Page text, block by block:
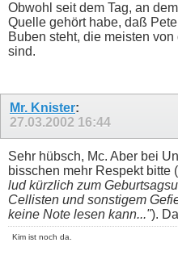
Obwohl seit dem Tag, an
Quelle gehört habe, daß
Buben steht, die meisten
sind.
Mr. Knister:
27.03.2002 16:44
Sehr hübsch, Mc. Aber bei
bisschen mehr Respekt bitte (
lud kürzlich zum
Cellisten und sonstigem
keine Note lesen kann...").
Kim ist noch da.